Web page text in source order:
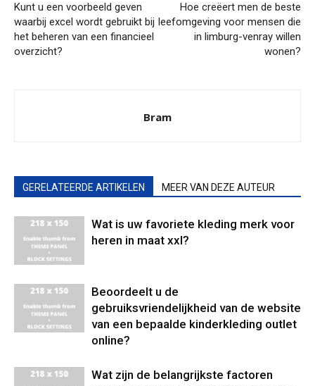
Kunt u een voorbeeld geven
waarbij excel wordt gebruikt bij
het beheren van een financieel
overzicht?
Hoe creëert men de beste
leefomgeving voor mensen die
in limburg-venray willen
wonen?
Bram
GERELATEERDE ARTIKELEN MEER VAN DEZE AUTEUR
Wat is uw favoriete kleding merk voor
heren in maat xxl?
Beoordeelt u de
gebruiksvriendelijkheid van de website
van een bepaalde kinderkleding outlet
online?
Wat zijn de belangrijkste factoren